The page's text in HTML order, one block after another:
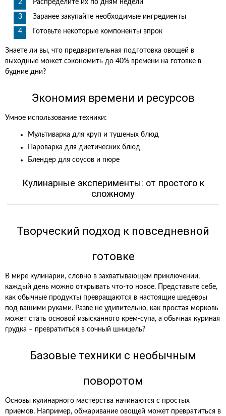
Распределите их по дням недели
Заранее закупайте необходимые ингредиенты
Готовьте некоторые компоненты впрок
Знаете ли вы, что предварительная подготовка овощей в
выходные может сэкономить до 40% времени на готовке в
будние дни?
Экономия времени и ресурсов
Умное использование техники:
Мультиварка для круп и тушеных блюд
Пароварка для диетических блюд
Блендер для соусов и пюре
Кулинарные эксперименты: от простого к
сложному
Творческий подход к повседневной
готовке
В мире кулинарии, словно в захватывающем приключении,
каждый день можно открывать что-то новое. Представьте себе,
как обычные продукты превращаются в настоящие шедевры
под вашими руками. Разве не удивительно, как простая морковь
может стать основой изысканного крем-супа, а обычная куриная
грудка – превратиться в сочный шницель?
Базовые техники с необычным
поворотом
Основы кулинарного мастерства начинаются с простых
приемов. Например, обжаривание овощей может превратиться в